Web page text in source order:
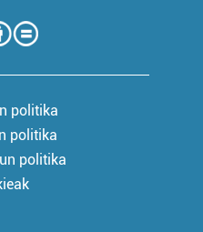
politika
politika
politika